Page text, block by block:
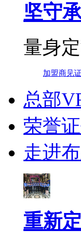
坚守
量身
加盟商见证
总部
荣誉
走进
重新